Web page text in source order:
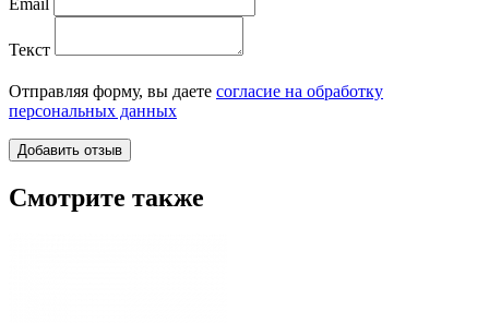
Текст
Отправляя форму, вы даете согласие на обработку
персональных данных
Смотрите также